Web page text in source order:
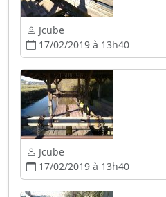
Jcube
17/02/2019 à 13h40
Jcube
17/02/2019 à 13h40